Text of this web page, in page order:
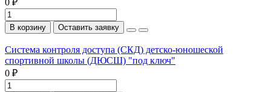
В корзину Оставить заявку
Система контроля доступа (СКД) детско-юношеской
спортивной школы (ДЮСШ) "под ключ"
0 ₽